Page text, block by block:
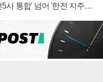
사 통합' 넘어 '한전 지주사'